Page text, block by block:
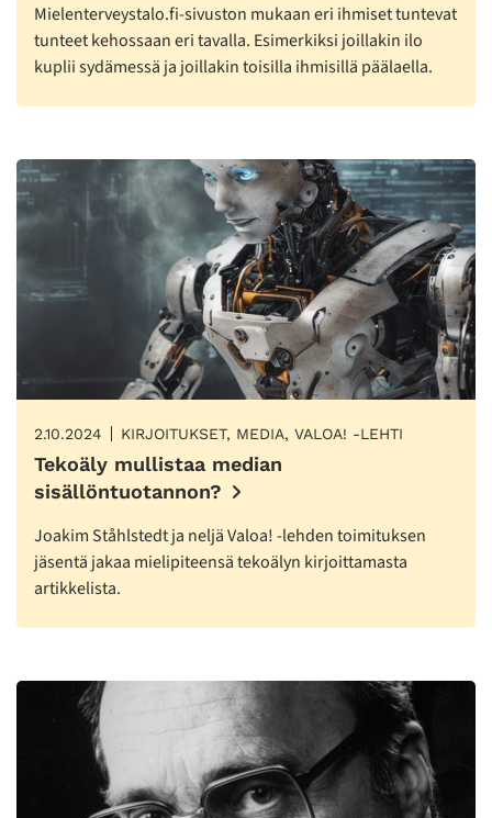
Mielenterveystalo.fi-sivuston mukaan eri ihmiset tuntevat
tunteet kehossaan eri tavalla. Esimerkiksi joillakin ilo
kuplii sydämessä ja joillakin toisilla ihmisillä päälaella.
2.10.2024 KIRJOITUKSET, MEDIA, VALOA! -LEHTI
Tekoäly mullistaa median
sisällöntuotannon?
Joakim Ståhlstedt ja neljä Valoa! -lehden toimituksen
jäsentä jakaa mielipiteensä tekoälyn kirjoittamasta
artikkelista.